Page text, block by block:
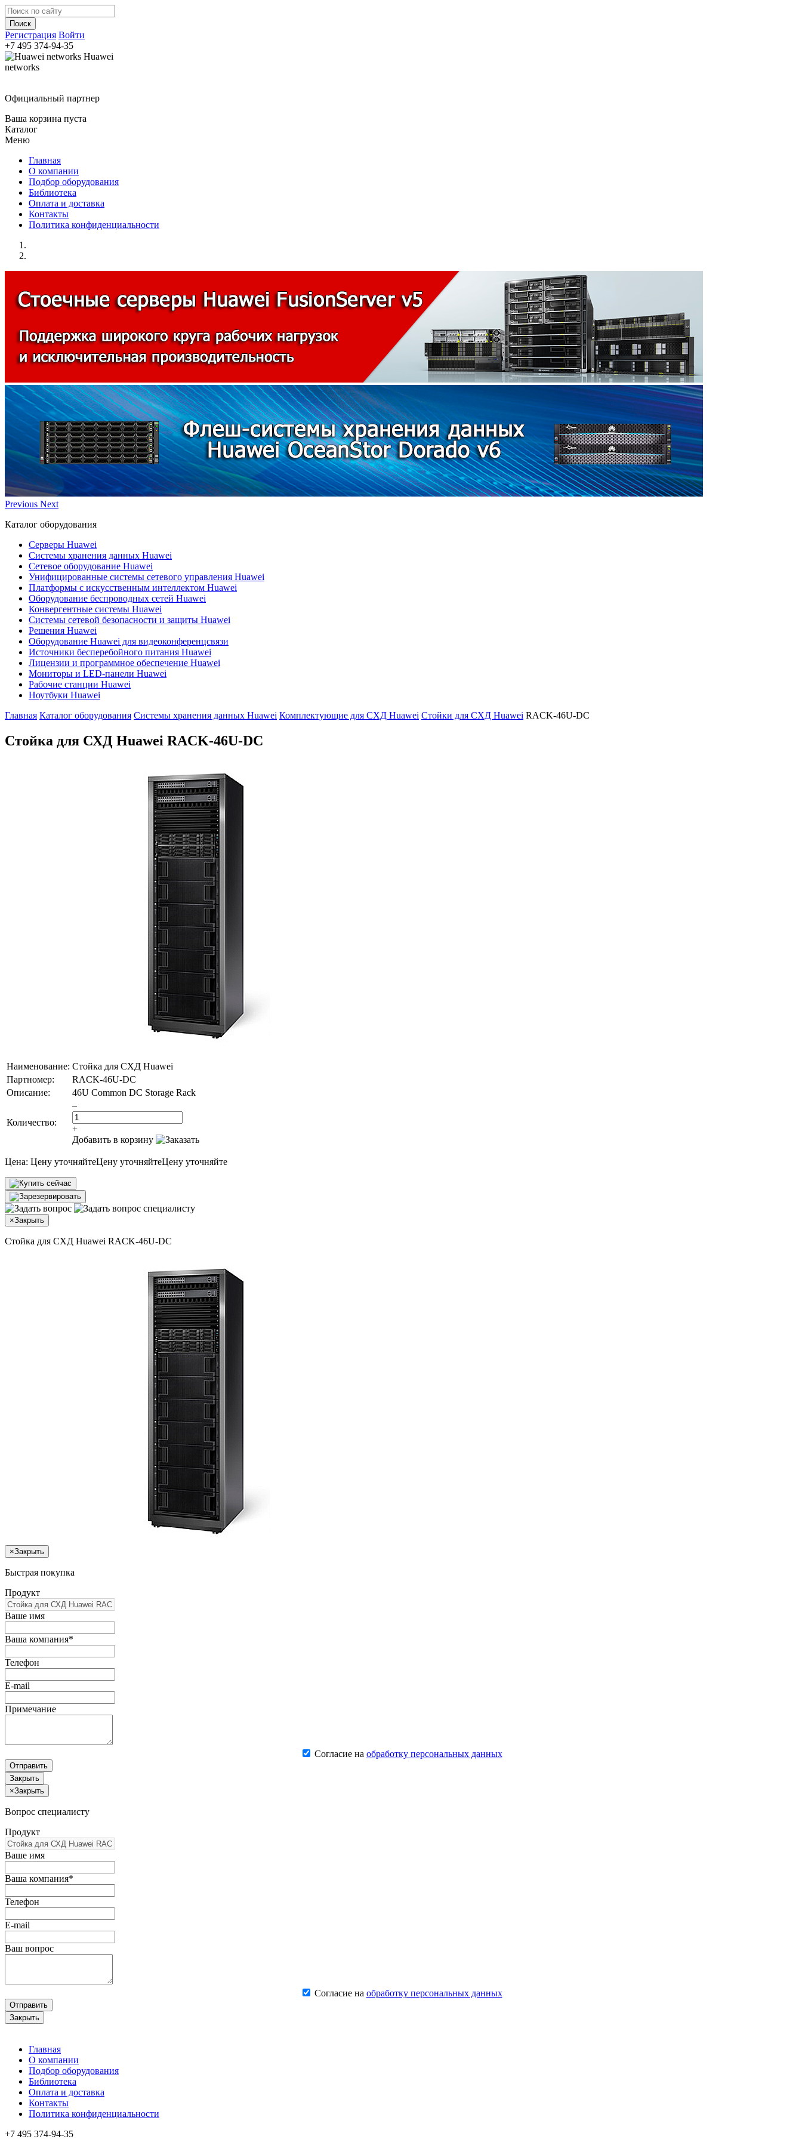
Регистрация Войти
+7 495 374-94-35
Huawei
networks
Официальный партнер
Ваша корзина пуста
Каталог
Меню
Главная
О компании
Подбор оборудования
Библиотека
Оплата и доставка
Контакты
Политика конфиденциальности
Previous Next
Каталог оборудования
Серверы Huawei
Системы хранения данных Huawei
Сетевое оборудование Huawei
Унифицированные системы сетевого управления Huawei
Платформы с искусственным интеллектом Huawei
Оборудование беспроводных сетей Huawei
Конвергентные системы Huawei
Системы сетевой безопасности и защиты Huawei
Решения Huawei
Оборудование Huawei для видеоконференцсвязи
Источники бесперебойного питания Huawei
Лицензии и программное обеспечение Huawei
Мониторы и LED-панели Huawei
Рабочие станции Huawei
Ноутбуки Huawei
Главная Каталог оборудования Системы хранения данных Huawei Комплектующие для СХД Huawei Стойки для СХД Huawei RACK-46U-DC
Стойка для СХД Huawei RACK-46U-DC
Наименование: Стойка для СХД Huawei
Партномер:
RACK-46U-DC
Описание:
46U Common DC Storage Rack
Количество:
–
+
Добавить в корзину
Цена: Цену уточняйтеЦену уточняйтеЦену уточняйте
×Закрыть
Стойка для СХД Huawei RACK-46U-DC
×Закрыть
Быстрая покупка
Продукт
Ваше имя
Ваша компания*
Телефон
E-mail
Примечание
Согласие на обработку персональных данных
Отправить
Закрыть
×Закрыть
Вопрос специалисту
Продукт
Ваше имя
Ваша компания*
Телефон
E-mail
Ваш вопрос
Согласие на обработку персональных данных
Отправить
Закрыть
Главная
О компании
Подбор оборудования
Библиотека
Оплата и доставка
Контакты
Политика конфиденциальности
+7 495 374-94-35